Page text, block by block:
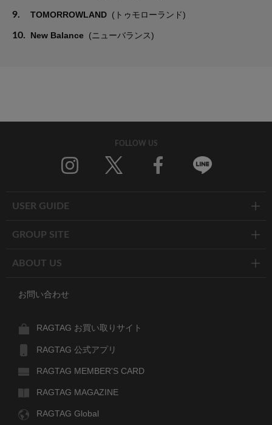
9. TOMORROWLAND (トゥモローランド)
10. New Balance (ニューバランス)
FOLLOW US
USER GUIDE
GROUP SITE
ABOUT US
お問い合わせ
RAGTAG お買い取りサイト
RAGTAG 公式アプリ
RAGTAG MEMBER'S CARD
RAGTAG MAGAZINE
RAGTAG Global